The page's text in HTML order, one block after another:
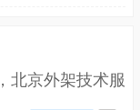
北京外架技术服